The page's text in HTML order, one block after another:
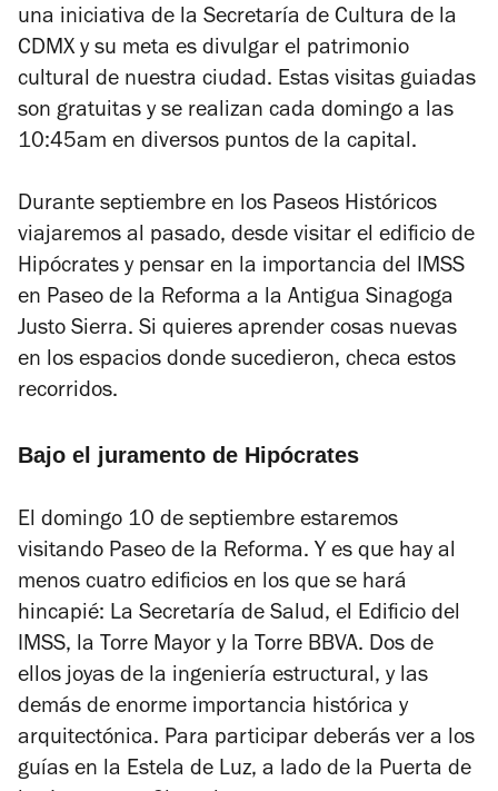
una iniciativa de la Secretaría de Cultura de la
CDMX y su meta es divulgar el patrimonio
cultural de nuestra ciudad. Estas visitas guiadas
son gratuitas y se realizan cada domingo a las
10:45am en diversos puntos de la capital.
Durante septiembre en los Paseos Históricos
viajaremos al pasado, desde visitar el edificio de
Hipócrates y pensar en la importancia del IMSS
en Paseo de la Reforma a la Antigua Sinagoga
Justo Sierra. Si quieres aprender cosas nuevas
en los espacios donde sucedieron, checa estos
recorridos.
Bajo el juramento de Hipócrates
El domingo 10 de septiembre estaremos
visitando Paseo de la Reforma. Y es que hay al
menos cuatro edificios en los que se hará
hincapié: La Secretaría de Salud, el Edificio del
IMSS, la Torre Mayor y la Torre BBVA. Dos de
ellos joyas de la ingeniería estructural, y las
demás de enorme importancia histórica y
arquitectónica. Para participar deberás ver a los
guías en la Estela de Luz, a lado de la Puerta de